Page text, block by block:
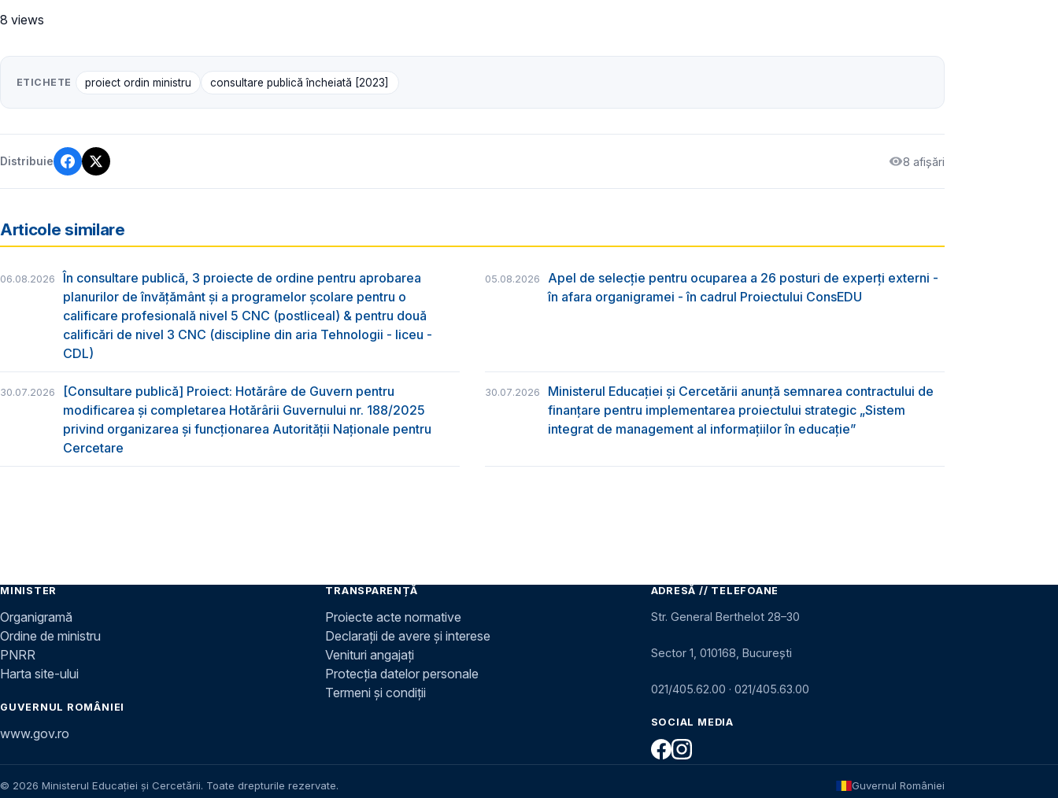
8 views
ETICHETE proiect ordin ministru consultare publică încheiată [2023]
Distribuie 8 afișări
Articole similare
06.08.2026
În consultare publică, 3 proiecte de ordine pentru aprobarea
planurilor de învățământ și a programelor școlare pentru o
calificare profesională nivel 5 CNC (postliceal) & pentru două
calificări de nivel 3 CNC (discipline din aria Tehnologii - liceu -
CDL)
05.08.2026
Apel de selecție pentru ocuparea a 26 posturi de experți externi -
în afara organigramei - în cadrul Proiectului ConsEDU
30.07.2026
[Consultare publică] Proiect: Hotărâre de Guvern pentru
modificarea și completarea Hotărârii Guvernului nr. 188/2025
privind organizarea şi funcţionarea Autorităţii Naţionale pentru
Cercetare
30.07.2026
Ministerul Educației și Cercetării anunță semnarea contractului de
finanțare pentru implementarea proiectului strategic „Sistem
integrat de management al informațiilor în educație”
MINISTER
Organigramă
Ordine de ministru
PNRR
Harta site-ului
GUVERNUL ROMÂNIEI
www.gov.ro
TRANSPARENȚĂ
Proiecte acte normative
Declarații de avere și interese
Venituri angajați
Protecția datelor personale
Termeni și condiții
ADRESĂ // TELEFOANE
Str. General Berthelot 28–30
Sector 1, 010168, București
021/405.62.00 · 021/405.63.00
SOCIAL MEDIA
© 2026 Ministerul Educației și Cercetării. Toate drepturile rezervate. Guvernul României